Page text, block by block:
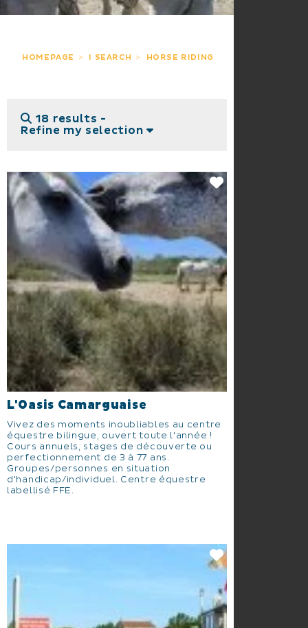
HOMEPAGE I SEARCH HORSE RIDING
18 results -
Refine my selection
L'Oasis Camarguaise
Vivez des moments inoubliables au centre
équestre bilingue, ouvert toute l'année !
Cours annuels, stages de découverte ou
perfectionnement de 3 à 77 ans.
Groupes/personnes en situation
d'handicap/individuel. Centre équestre
labellisé FFE.